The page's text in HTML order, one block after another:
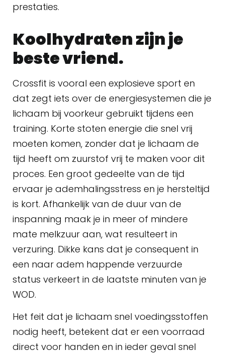
prestaties.
Koolhydraten zijn je
beste vriend.
Crossfit is vooral een explosieve sport en
dat zegt iets over de energiesystemen die je
lichaam bij voorkeur gebruikt tijdens een
training. Korte stoten energie die snel vrij
moeten komen, zonder dat je lichaam de
tijd heeft om zuurstof vrij te maken voor dit
proces. Een groot gedeelte van de tijd
ervaar je ademhalingsstress en je hersteltijd
is kort. Afhankelijk van de duur van de
inspanning maak je in meer of mindere
mate melkzuur aan, wat resulteert in
verzuring. Dikke kans dat je consequent in
een naar adem happende verzuurde
status verkeert in de laatste minuten van je
WOD.
Het feit dat je lichaam snel voedingsstoffen
nodig heeft, betekent dat er een voorraad
direct voor handen en in ieder geval snel